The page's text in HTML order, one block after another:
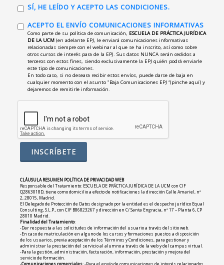
SÍ, HE LEÍDO Y ACEPTO LAS CONDICIONES.
ACEPTO EL ENVÍO COMUNICACIONES INFORMATIVAS
Como parte de su política de comunicación, ESCUELA DE PRÁCTICA JURÍDICA
DE LA UCM (en adelante EPJ, le enviará comunicaciones informativas
relacionadas siempre con el webinar al que se ha inscrito, así como sobre
otros cursos de interés para de la EPJ. Sus datos NUNCA serán cedidos a
terceros con estos fines, siendo exclusivamente la EPJ quién podrá enviarle
este tipo de comunicaciones.
En todo caso, si no deseara recibir estos envíos, puede darse de baja en
cualquier momento con el asunto "Baja Comunicaciones EPJ “(pinche aquí) y
dejaremos de remitirle información.
CLÁUSULA RESUMEN POLÍTICA DE PRIVACIDAD WEB
Responsable del Tratamiento: ESCUELA DE PRÁCTICA JURÍDICA DE LA UCM con CIF
Q2863018D, tiene como domicilio a efecto de notificaciones la dirección Calle Amariel, nº
2, 28015, Madrid.
El Delegado de Protección de Datos designado por la entidad es el despacho jurídico Equal
Consulting, S.L.P., con CIF B86823267 y dirección en C/ Santa Engracia, nº 17 – Planta 6, CP
28010 Madrid.
Finalidad del Tratamiento:
-Dar respuesta a las solicitudes de información del usuario a través del sitio web.
-En caso de matriculación en alguno de los cursos y formaciones puestos a disposición
de los usuarios, previa aceptación de los Términos y Condiciones, para gestionar y
administrar la prestación del servicio al alumno a través de la web y del campus virtual.
-Para la gestión, administración, facturación, información, prestación y mejora del
servicio de formación.
-Comunicaciones comerciales: -Para el envío de comunicaciones de interés relacionados